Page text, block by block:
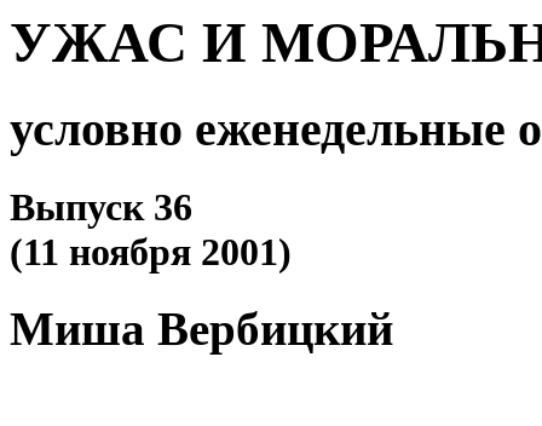
УЖАС И
условно еженедельные
Выпуск 36
(11 ноября 2001)
Миша Вербицкий